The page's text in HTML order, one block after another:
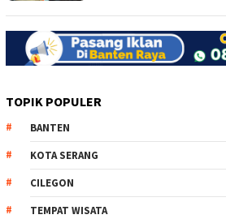
TOPIK POPULER
BANTEN
KOTA SERANG
CILEGON
TEMPAT WISATA